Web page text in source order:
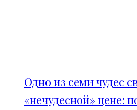
Одно из семи чудес
«нечудесной» цене: